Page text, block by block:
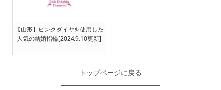
【山形】ピンクダイヤを使用した
人気の結婚指輪[2024.9.10更新]
トップページに戻る